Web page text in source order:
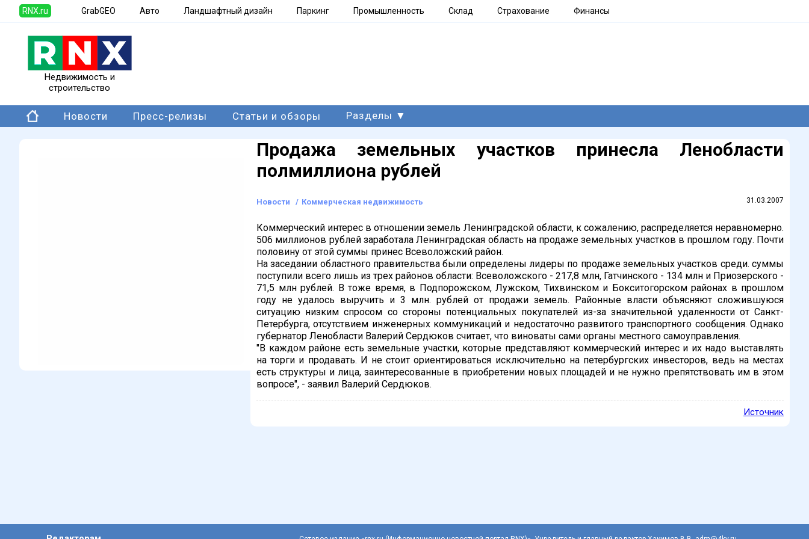
RNX.ru GrabGEO Авто Ландшафтный дизайн Паркинг Промышленность Склад Страхование Финансы
Недвижимость и
строительство
Новости Пресс-релизы Статьи и обзоры Разделы ▼
Продажа земельных участков принесла Ленобласти
полмиллиона рублей
31.03.2007
Новости / Коммерческая недвижимость
Коммерческий интерес в отношении земель Ленинградской области, к сожалению, распределяется неравномерно.
506 миллионов рублей заработала Ленинградская область на продаже земельных участков в прошлом году. Почти
половину от этой суммы принес Всеволожский район.
На заседании областного правительства были определены лидеры по продаже земельных участков среди. суммы
поступили всего лишь из трех районов области: Всеволожского - 217,8 млн, Гатчинского - 134 млн и Приозерского -
71,5 млн рублей. В тоже время, в Подпорожском, Лужском, Тихвинском и Бокситогорском районах в прошлом
году не удалось выручить и 3 млн. рублей от продажи земель. Районные власти объясняют сложившуюся
ситуацию низким спросом со стороны потенциальных покупателей из-за значительной удаленности от Санкт-
Петербурга, отсутствием инженерных коммуникаций и недостаточно развитого транспортного сообщения. Однако
губернатор Ленобласти Валерий Сердюков считает, что виноваты сами органы местного самоуправления.
"В каждом районе есть земельные участки, которые представляют коммерческий интерес и их надо выставлять
на торги и продавать. И не стоит ориентироваться исключительно на петербургских инвесторов, ведь на местах
есть структуры и лица, заинтересованные в приобретении новых площадей и не нужно препятствовать им в этом
вопросе", - заявил Валерий Сердюков.
Источник